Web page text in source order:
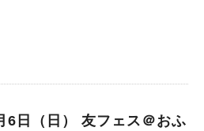
ト」を開催。 テーマは『プ
す♪ ママに優しい！コ
6日（日） 友フェス＠おふ